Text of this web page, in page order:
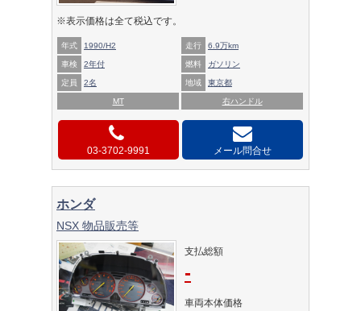
※表示価格は全て税込です。
年式 1990/H2 走行 6.9万km
車検 2年付 燃料 ガソリン
定員 2名 地域 東京都
MT 右ハンドル
03-3702-9991 メール問合せ
ホンダ
NSX 物品販売等
支払総額
-
車両本体価格